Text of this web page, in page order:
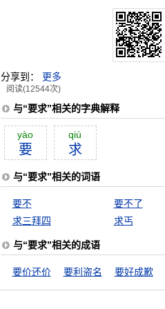
分享到： 更多
阅读(12544次)
与“要求”相关的字典解释
yào
要
qiú
求
与“要求”相关的词语
要不 要不了
求三拜四
求丐
与“要求”相关的成语
要价还价 要利盗名 要好成歉